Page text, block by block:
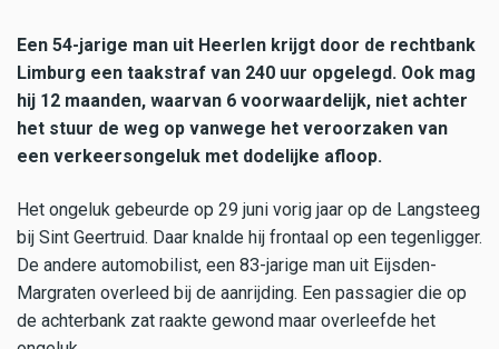
Een 54-jarige man uit Heerlen krijgt door de rechtbank
Limburg een taakstraf van 240 uur opgelegd. Ook mag
hij 12 maanden, waarvan 6 voorwaardelijk, niet achter
het stuur de weg op vanwege het veroorzaken van
een verkeersongeluk met dodelijke afloop.
Het ongeluk gebeurde op 29 juni vorig jaar op de Langsteeg
bij Sint Geertruid. Daar knalde hij frontaal op een tegenligger.
De andere automobilist, een 83-jarige man uit Eijsden-
Margraten overleed bij de aanrijding. Een passagier die op
de achterbank zat raakte gewond maar overleefde het